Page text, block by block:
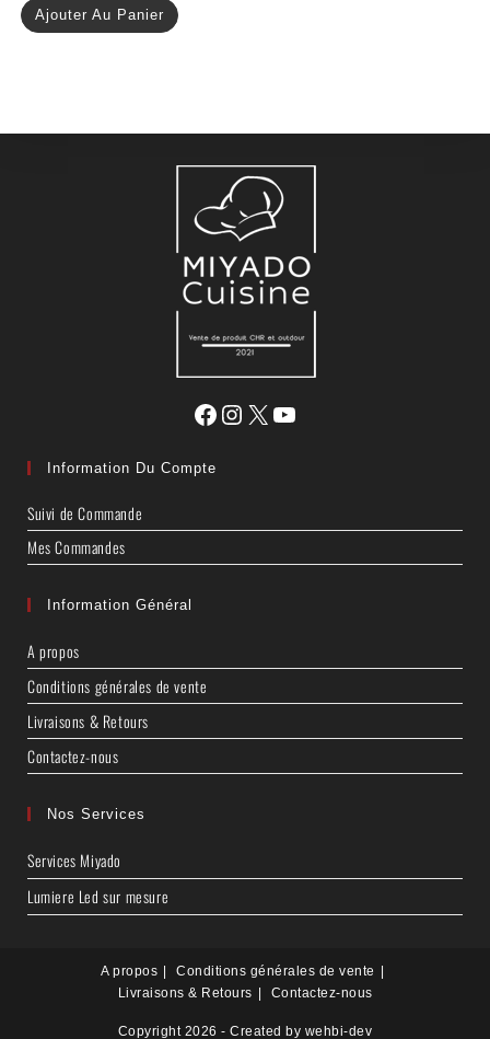
Ajouter Au Panier
Information Du Compte
Suivi de Commande
Mes Commandes
Information Général
A propos
Conditions générales de vente
Livraisons & Retours
Contactez-nous
Nos Services
Services Miyado
Lumiere Led sur mesure
A propos
Conditions générales de vente
Livraisons & Retours
Contactez-nous
Copyright 2026 - Created by wehbi-dev